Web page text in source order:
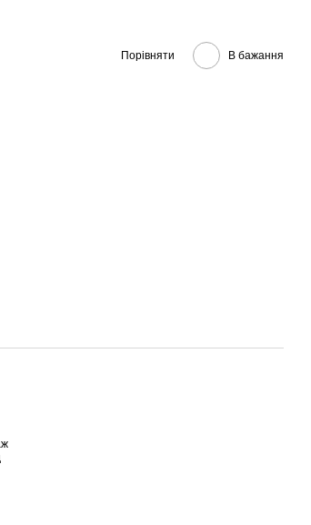
Порівняти В бажання